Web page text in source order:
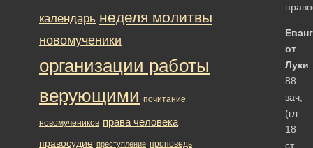
от
Луки
88
зач,
(гл
18
ст.
календарь неделя молитвы
новомученики
организации работы
верующими почитание
новомучеников права человека
правосудие преступление проповедь